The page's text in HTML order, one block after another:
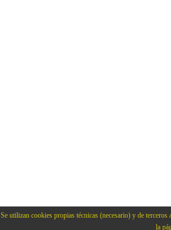
Se utilizan cookies propias técnicas (necesario) y de
la